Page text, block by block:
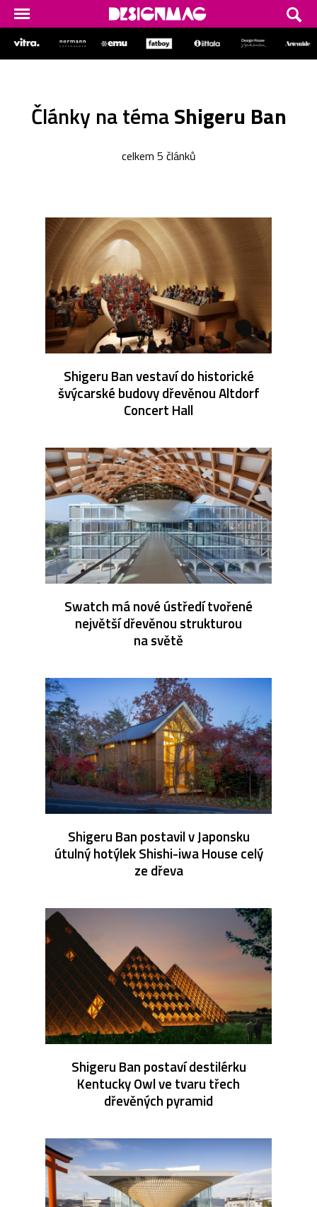
Články na témaShigeru Ban
celkem 5 článků
Shigeru Ban vestaví do historické
švýcarské budovy dřevěnou Altdorf
Concert Hall
Swatch má nové ústředí tvořené
největší dřevěnou strukturou
na světě
Shigeru Ban postavil v Japonsku
útulný hotýlek Shishi-iwa House celý
ze dřeva
Shigeru Ban postaví destilérku
Kentucky Owl ve tvaru třech
dřevěných pyramid